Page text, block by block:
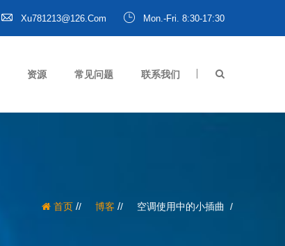
Xu781213@126.com Mon.-Fri. 8:30-17:30
资源 常见问题 联系我们
首页 / 博客 / 空调使用中的小插曲